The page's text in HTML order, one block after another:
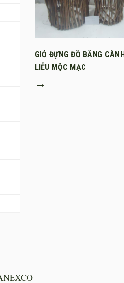
GIỎ ĐỰNG ĐỒ BẰNG CÀNH
LIỄU MỘC MẠC
→